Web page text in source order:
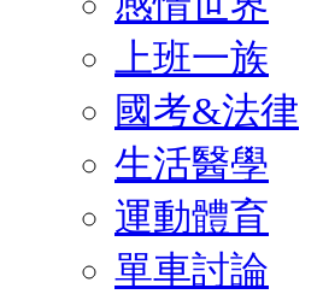
上班一族
國考&法律
生活醫學
運動體育
單車討論